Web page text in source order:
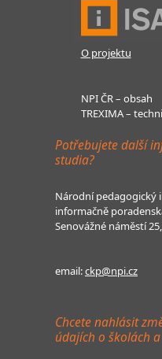
O projektu
NPI ČR – obsah
TREXIMA –
Potřebujete další
studia?
Národní pedagogický
informačně
Senovážné náměstí
email:ckp@npi.cz
Chcete nahlásit
údajích o školách